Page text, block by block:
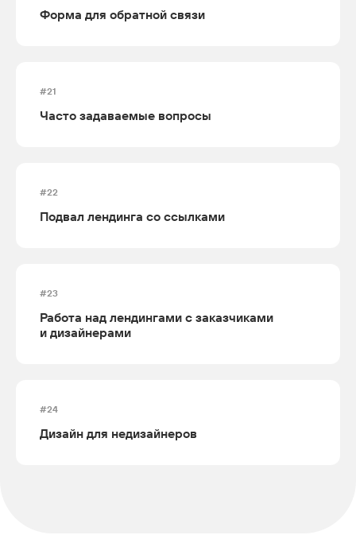
Форма для обратной связи
#21
Часто задаваемые вопросы
#22
Подвал лендинга со ссылками
#23
Работа над лендингами с заказчиками
и дизайнерами
#24
Дизайн для недизайнеров